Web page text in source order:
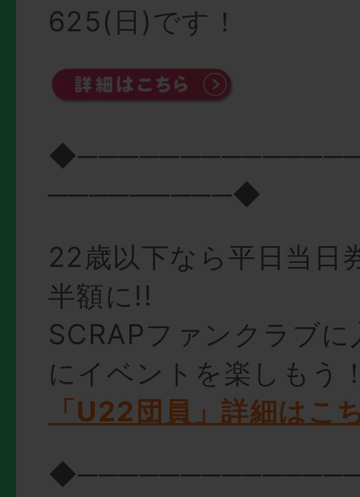
625(日)です！
─────────◆
22歳以下なら平日当日
半額に!!
SCRAPファンクラブ
にイベントを楽しもう
「U22団員」詳細はこ